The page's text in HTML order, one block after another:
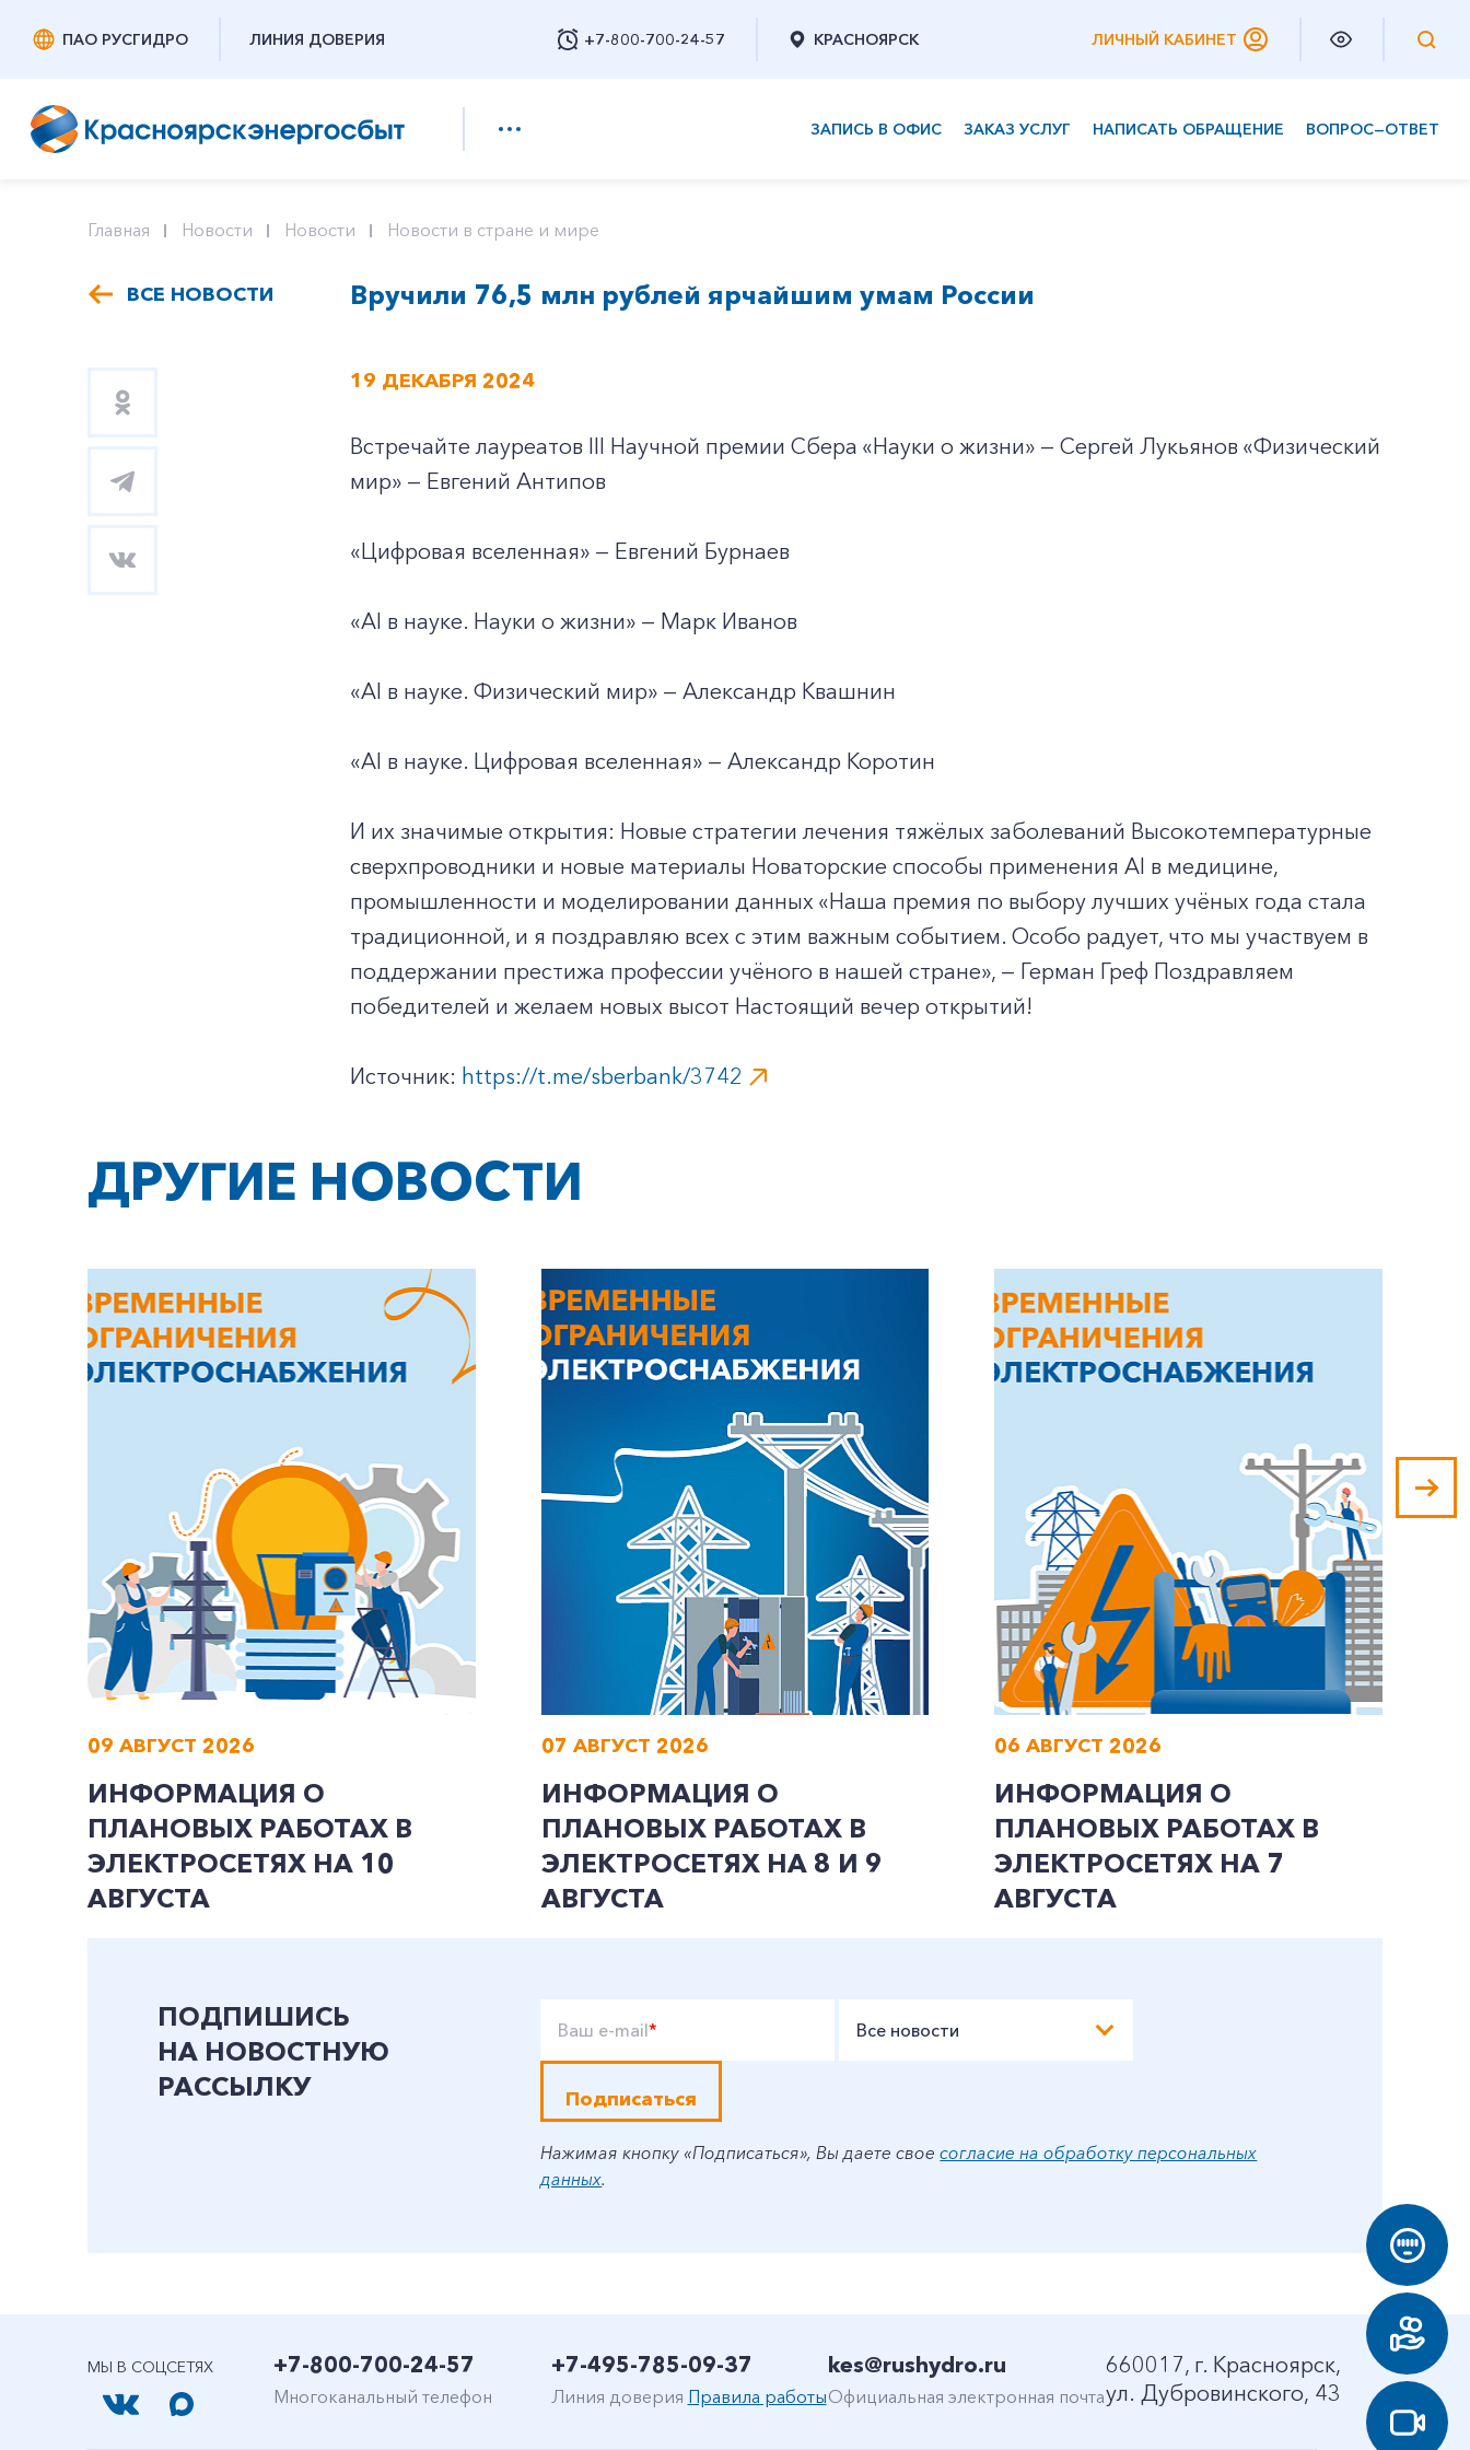
ПАО РУСГИДРО ЛИНИЯ ДОВЕРИЯ +7-800-700-24-57
Заказать обратный звонок
КРАСНОЯРСК ЛИЧНЫЙ КАБИНЕТ
ЗАПИСЬ В ОФИС ЗАКАЗ УСЛУГ НАПИСАТЬ ОБРАЩЕНИЕ ВОПРОС—ОТВЕТ
+7-800-700-24-57
Заказать обратный звонок
Корпоративным клиентам
Главная Новости Новости Новости в стране и мире
ВСЕ НОВОСТИ Вручили 76,5 млн рублей ярчайшим умам России
19 ДЕКАБРЯ 2024
Встречайте лауреатов III Научной премии Сбера «Науки о жизни» — Сергей Лукьянов «Физический
мир» — Евгений Антипов
«Цифровая вселенная» — Евгений Бурнаев
«AI в науке. Науки о жизни» — Марк Иванов
«AI в науке. Физический мир» — Александр Квашнин
«AI в науке. Цифровая вселенная» — Александр Коротин
И их значимые открытия: Новые стратегии лечения тяжёлых заболеваний Высокотемпературные
сверхпроводники и новые материалы Новаторские способы применения AI в медицине,
промышленности и моделировании данных «Наша премия по выбору лучших учёных года стала
традиционной, и я поздравляю всех с этим важным событием. Особо радует, что мы участвуем в
поддержании престижа профессии учёного в нашей стране», — Герман Греф Поздравляем
победителей и желаем новых высот ️Настоящий вечер открытий!
Источник: https://t.me/sberbank/3742
ДРУГИЕ НОВОСТИ
09 АВГУСТ 2026
ИНФОРМАЦИЯ О
ПЛАНОВЫХ РАБОТАХ В
ЭЛЕКТРОСЕТЯХ НА 10
АВГУСТА
07 АВГУСТ 2026
ИНФОРМАЦИЯ О
ПЛАНОВЫХ РАБОТАХ В
ЭЛЕКТРОСЕТЯХ НА 8 И 9
АВГУСТА
06 АВГУСТ 2026
ИНФОРМАЦИЯ О
ПЛАНОВЫХ РАБОТАХ В
ЭЛЕКТРОСЕТЯХ НА 7
АВГУСТА
ПОДПИШИСЬ
НА НОВОСТНУЮ
РАССЫЛКУ
Ваш e-mail* Все новости
Подписаться
Нажимая кнопку «Подписаться», Вы даете своесогласие на обработку персональных
данных.
МЫ В СОЦСЕТЯХ +7-800-700-24-57
Многоканальный телефон
+7-495-785-09-37
Линия доверия Правила работы
kes@rushydro.ru
Официальная электронная почта
660017, г. Красноярск,
ул. Дубровинского, 43